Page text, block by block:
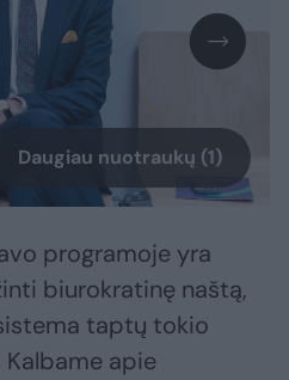
Daugiau nuotraukų (1)
programoje yra
biurokratinę naštą,
taptų tokio
apie